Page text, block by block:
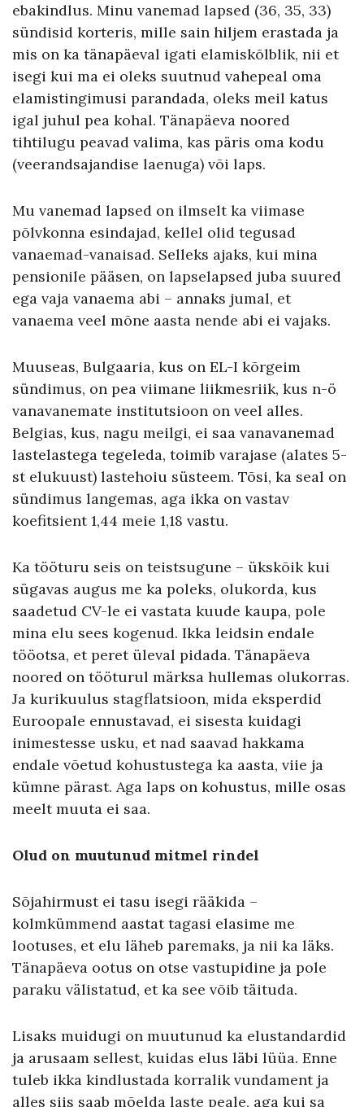
ebakindlus. Minu vanemad lapsed (36, 35, 33)
sündisid korteris, mille sain hiljem erastada ja
mis on ka tänapäeval igati elamiskõlblik, nii et
isegi kui ma ei oleks suutnud vahepeal oma
elamistingimusi parandada, oleks meil katus
igal juhul pea kohal. Tänapäeva noored
tihtilugu peavad valima, kas päris oma kodu
(veerandsajandise laenuga) või laps.
Mu vanemad lapsed on ilmselt ka viimase
põlvkonna esindajad, kellel olid tegusad
vanaemad-vanaisad. Selleks ajaks, kui mina
pensionile pääsen, on lapselapsed juba suured
ega vaja vanaema abi – annaks jumal, et
vanaema veel mõne aasta nende abi ei vajaks.
Muuseas, Bulgaaria, kus on EL-I kõrgeim
sündimus, on pea viimane liikmesriik, kus n-ö
vanavanemate institutsioon on veel alles.
Belgias, kus, nagu meilgi, ei saa vanavanemad
lastelastega tegeleda, toimib varajase (alates 5-
st elukuust) lastehoiu süsteem. Tõsi, ka seal on
sündimus langemas, aga ikka on vastav
koefitsient 1,44 meie 1,18 vastu.
Ka tööturu seis on teistsugune – ükskõik kui
sügavas augus me ka poleks, olukorda, kus
saadetud CV-le ei vastata kuude kaupa, pole
mina elu sees kogenud. Ikka leidsin endale
tööotsa, et peret üleval pidada. Tänapäeva
noored on tööturul märksa hullemas olukorras.
Ja kurikuulus stagflatsioon, mida eksperdid
Euroopale ennustavad, ei sisesta kuidagi
inimestesse usku, et nad saavad hakkama
endale võetud kohustustega ka aasta, viie ja
kümne pärast. Aga laps on kohustus, mille osas
meelt muuta ei saa.
Olud on muutunud mitmel rindel
Sõjahirmust ei tasu isegi rääkida –
kolmkümmend aastat tagasi elasime me
lootuses, et elu läheb paremaks, ja nii ka läks.
Tänapäeva ootus on otse vastupidine ja pole
paraku välistatud, et ka see võib täituda.
Lisaks muidugi on muutunud ka elustandardid
ja arusaam sellest, kuidas elus läbi lüüa. Enne
tuleb ikka kindlustada korralik vundament ja
alles siis saab mõelda laste peale, aga kui sa